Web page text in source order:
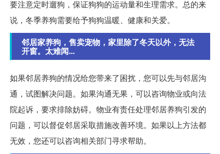
要注意定时遛狗，保证狗狗的运动量和生理需求。总的来
说，冬季养狗需要给予狗狗温暖、健康和关爱。
邻居家养狗，售卖宠物，家里除了冬天以外，无法
开窗。太难闻...
如果邻居养狗的情况给您带来了困扰，您可以先与邻居沟
通，试图解决问题。如果沟通无果，可以咨询物业或向法
院起诉，要求排除妨碍。物业有责任处理邻居养狗引发的
问题，可以督促邻居采取措施改善环境。如果以上方法都
无效，您还可以咨询相关部门寻求帮助。